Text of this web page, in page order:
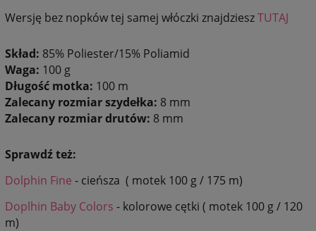
Wersję bez nopków tej samej włóczki znajdzieszTUTAJ
Skład: 85% Poliester/15% Poliamid
Waga: 100 g
Długość motka: 100 m
Zalecany rozmiar szydełka: 8 mm
Zalecany rozmiar drutów: 8 mm
Sprawdź też:
Dolphin Fine - cieńsza ( motek 100 g / 175 m)
Doplhin Baby Colors - kolorowe cętki ( motek 100 g / 120
m)